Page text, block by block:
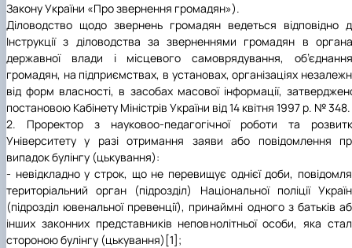
Закону України «Про звернення громадян»).
Діловодство щодо звернень громадян ведеться відповідно
Інструкції з діловодства за зверненнями громадян в
державної влади і місцевого самоврядування,
громадян, на підприємствах, в установах, організаціях
від форм власності, в засобах масової інформації,
постановою Кабінету Міністрів України від 14 квітня 1997 р. № 348.
2. Проректор з науковоо-педагогічної роботи та
Університету у разі отримання заяви або повідомлення
випадок булінгу (цькування):
- невідкладно у строк, що не перевищує однієї доби,
територіальний орган (підрозділ) Національної поліції
(підрозділ ювенальної превенції), принаймні одного з батьків
інших законних представників неповнолітньої особи, яка
стороною булінгу (цькування)[1];